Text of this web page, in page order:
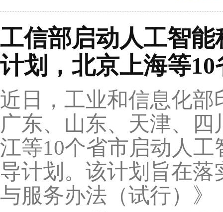
工信部启动人工智
计划，北京上海等
近日，工业和信息化
广东、山东、天津、
江等10个省市启动人
导计划。该计划旨在
与服务办法（试行）》